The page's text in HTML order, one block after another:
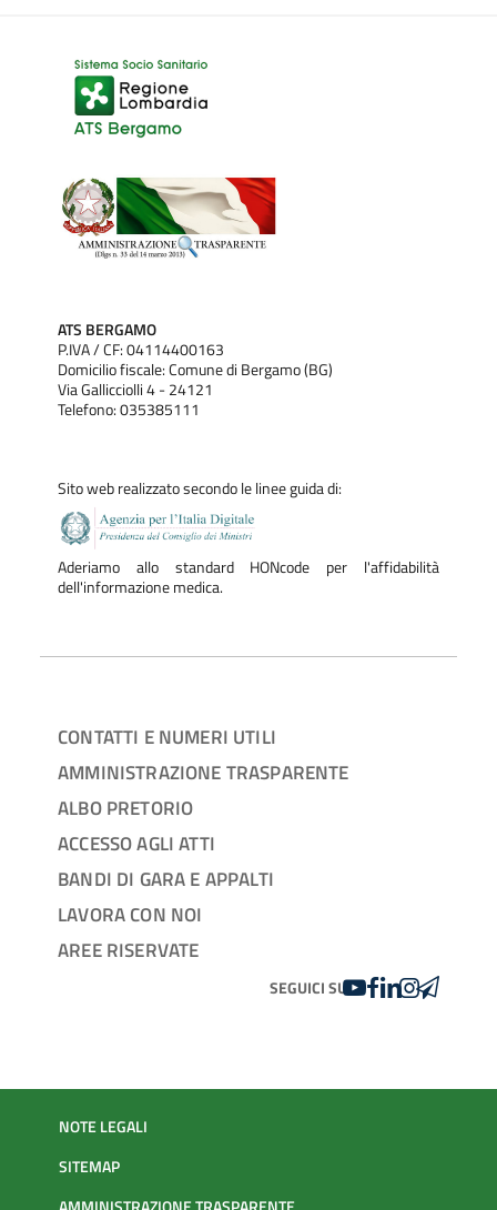
ATS BERGAMO
P.IVA / CF: 04114400163
Domicilio fiscale: Comune di Bergamo (BG)
Via Gallicciolli 4 - 24121
Telefono: 035385111
Sito web realizzato secondo le linee guida di:
Aderiamo allo standard HONcode per l'affidabilità
dell'informazione medica.
CONTATTI E NUMERI UTILI
AMMINISTRAZIONE TRASPARENTE
ALBO PRETORIO
ACCESSO AGLI ATTI
BANDI DI GARA E APPALTI
LAVORA CON NOI
AREE RISERVATE
SEGUICI SUYOUTUBE
FACEBOOK
LINKEDIN
INSTAGRAM
NOTE LEGALI
SITEMAP